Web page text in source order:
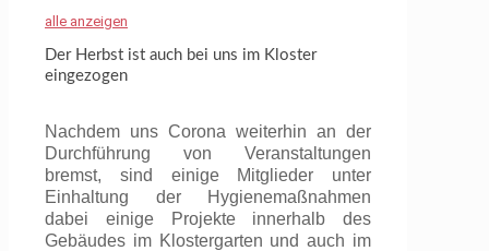
alle anzeigen
Der Herbst ist auch bei uns im Kloster
eingezogen
Nachdem uns Corona weiterhin an der
Durchführung von Veranstaltungen
bremst, sind einige Mitglieder unter
Einhaltung der Hygienemaßnahmen
dabei einige Projekte innerhalb des
Gebäudes im Klostergarten und auch im